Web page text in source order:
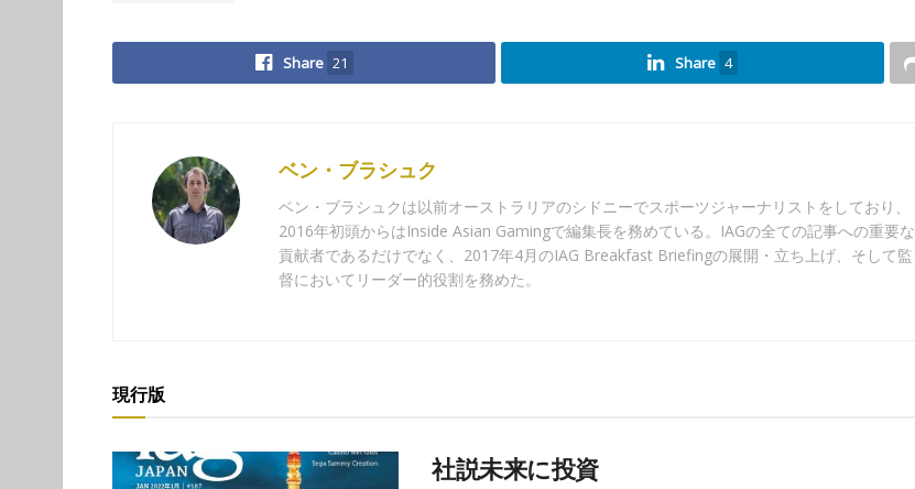
Share 21 Share 4
ベン・ブラシュク
ベン・ブラシュクは以前オーストラリアのシドニーでスポーツジャーナリストをしており、
2016年初頭からはInside Asian Gamingで編集長を務めている。IAGの全ての記事への重要な
貢献者であるだけでなく、2017年4月のIAG Breakfast Briefingの展開・立ち上げ、そして監
督においてリーダー的役割を務めた。
現行版
社説未来に投資